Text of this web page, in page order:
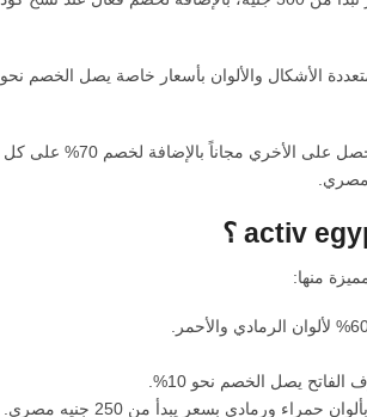
الأشكال والألوان بأسعار خاصة يصل الخصم نحو
عروض اكتيف 2026 الجمعة الصفراء متنوعة اشتري قطعة وستحصل على الأخري مجاناً بالإضافة لخصم 70% على كل
منها: